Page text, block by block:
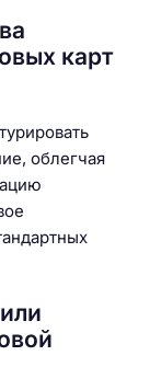
карт
облегчая